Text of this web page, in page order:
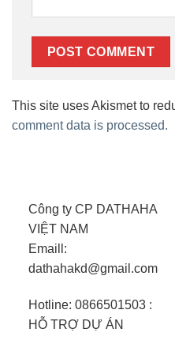
This site uses Akismet to
comment data is processed.
Công ty CP DATHAHA
VIỆT NAM
Emaill:
dathahakd@gmail.com
Hotline: 0866501503 :
HỖ TRỢ DỰ ÁN